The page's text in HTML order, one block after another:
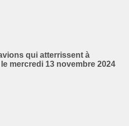
qui atterrissent à
mercredi 13 novembre 2024